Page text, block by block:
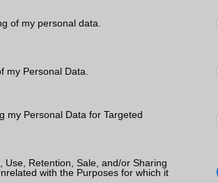
of my personal data.
my Personal Data.
my Personal Data for Targeted
Use, Retention, Sale, and/or Sharing
with the Purposes for which it
Van
Van